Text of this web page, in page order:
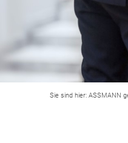
Sie sind hier: ASSMANN